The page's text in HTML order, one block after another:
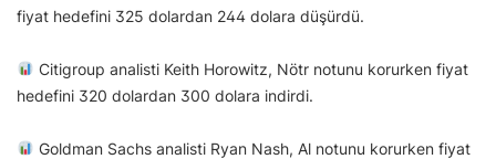
fiyat hedefini 325 dolardan 244 dolara düşürdü.
Citigroup analisti Keith Horowitz, Nötr notunu korurken fiyat
hedefini 320 dolardan 300 dolara indirdi.
Goldman Sachs analisti Ryan Nash, Al notunu korurken fiyat